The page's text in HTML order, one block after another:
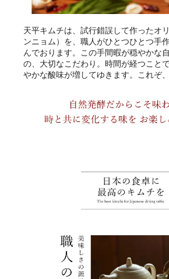
天平キムチは、試行錯誤して作ったオ
ンニョム）を、職人がひとつひとつ手
んでおります。この手間暇が穏やかな
の、大切なこだわり。時間が経つこと
やかな酸味が増してゆきます。これぞ、